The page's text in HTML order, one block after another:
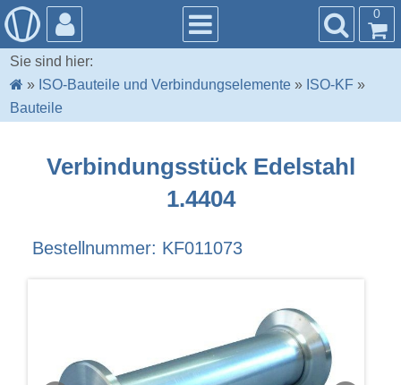
0
Sie sind hier:
» ISO-Bauteile und Verbindungselemente » ISO-KF »
Bauteile
Verbindungsstück Edelstahl
1.4404
Bestellnummer: KF011073